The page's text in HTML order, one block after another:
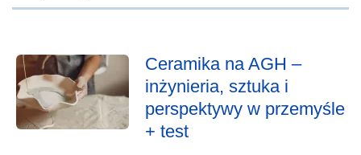
Ceramika na AGH –
inżynieria, sztuka i
perspektywy w przemyśle
+ test